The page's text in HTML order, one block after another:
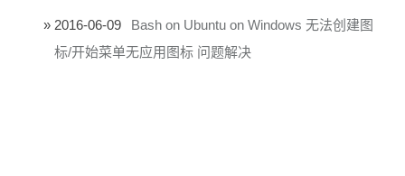
2016-06-09
Bash on Ubuntu on Windows 无法创建图
标/开始菜单无应用图标 问题解决